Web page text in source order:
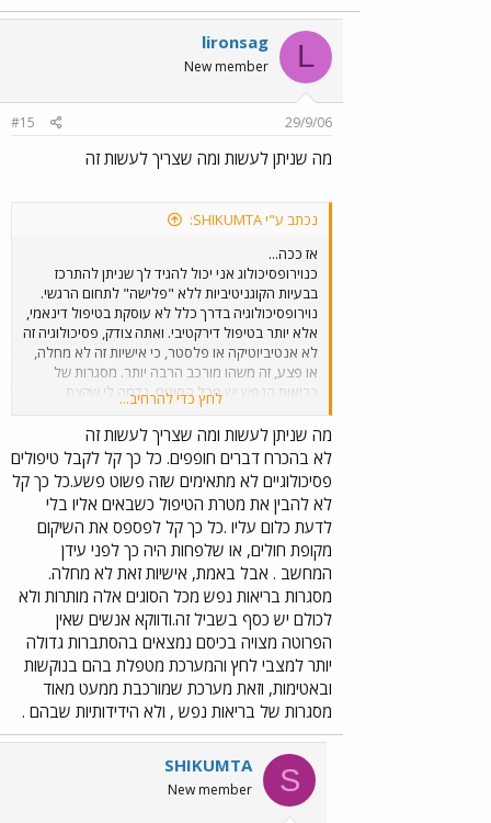
L
lironsag
New member
29/9/06
#15
מה שניתן לעשות ומה שצריך לעשות זה
נכתב ע"י SHIKUMTA:
אז ככה...
כנוירופסיכולוג אני יכול להגיד לך שניתן להתרכז
בבעיות הקוגניטיביות ללא "פלישה" לתחום הרגשי.
נוירופסיכולוגיה בדרך כלל לא עוסקת בטיפול דינאמי,
אלא יותר בטיפול דירקטיבי. ואתה צודק, פסיכולוגיה זה
לא אנטיביוטיקה או פלסטר, כי אישיות זה לא מחלה,
או פצע, זה משהו מורכב הרבה יותר. מסגרות של
בריאות הנפש יש מכל הסוגים, נדמה לי שקצת
הכללת. חתימה טובה פביאן ב.
לחץ כדי להרחיב...
מה שניתן לעשות ומה שצריך לעשות זה
לא בהכרח דברים חופפים. כל כך קל לקבל טיפולים
פסיכולוגיים לא מתאימים שזה פשוט פשע.כל כך קל
לא להבין את מטרת הטיפול כשבאים אליו בלי
לדעת כלום עליו .כל כך קל לפספס את השיקום
מקופת חולים, או שלפחות היה כך לפני עידן
המחשב . אבל באמת, אישיות זאת לא מחלה.
מסגרות בריאות נפש מכל הסוגים אלה מותרות ולא
לכולם יש כסף בשביל זה.ודווקא אנשים שאין
הפרוטה מצויה בכיסם נמצאים בהסתברות גדולה
יותר למצבי לחץ והמערכת מטפלת בהם בנוקשות
ובאטימות, וזאת מערכת שמורכבת ממעט מאוד
מסגרות של בריאות נפש , ולא הידידותיות שבהם .
S
SHIKUMTA
New member